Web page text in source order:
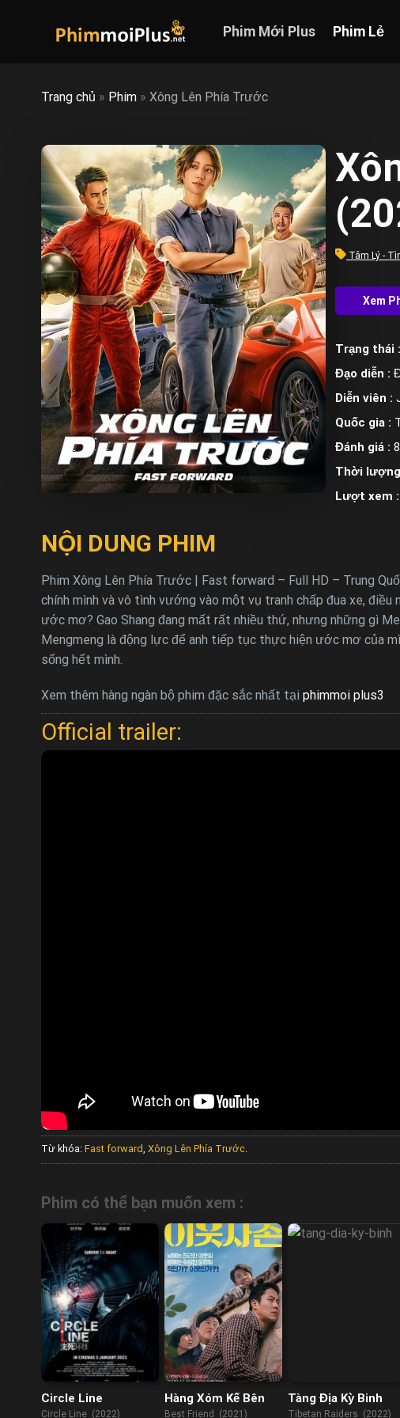
Phim Mới Plus Phim Lẻ
Trang chủ » Phim » Xông Lên Phía Trước
Tâm Lý -
Trạng thái :
Đạo diễn :
Diễn viên :
Quốc gia :
Đánh giá :
Thời
Lượt xem :
NỘI DUNG PHIM
Phim Xông Lên Phía Trước | Fast forward – Full HD – Trung
chính mình và vô tình vướng vào một vụ tranh chấp đua xe,
ước mơ? Gao Shang đang mất rất nhiều thứ, nhưng những gì
Mengmeng là động lực để anh tiếp tục thực hiện ước mơ của
sống hết mình.
Xem thêm hàng ngàn bộ phim đặc sắc nhất tại phimmoi plus3
Official trailer:
Từ khóa: Fast forward Xông Lên Phía Trước
Phim có thể bạn muốn xem :
Circle Line
Circle Line (2022)
Hàng Xóm Kế Bên
Best Friend (2021)
Tàng Địa Kỳ Binh
Tibetan Raiders (2022)